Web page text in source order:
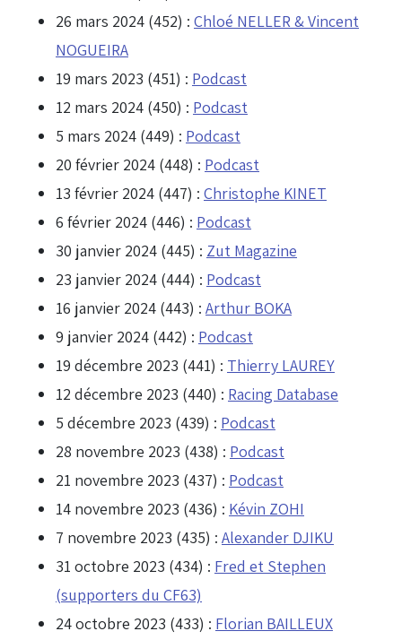
26 mars 2024 (452) : Chloé NELLER & Vincent
NOGUEIRA
19 mars 2023 (451) : Podcast
12 mars 2024 (450) : Podcast
5 mars 2024 (449) : Podcast
20 février 2024 (448) : Podcast
13 février 2024 (447) : Christophe KINET
6 février 2024 (446) : Podcast
30 janvier 2024 (445) : Zut Magazine
23 janvier 2024 (444) : Podcast
16 janvier 2024 (443) : Arthur BOKA
9 janvier 2024 (442) : Podcast
19 décembre 2023 (441) : Thierry LAUREY
12 décembre 2023 (440) : Racing Database
5 décembre 2023 (439) : Podcast
28 novembre 2023 (438) : Podcast
21 novembre 2023 (437) : Podcast
14 novembre 2023 (436) : Kévin ZOHI
7 novembre 2023 (435) : Alexander DJIKU
31 octobre 2023 (434) : Fred et Stephen
(supporters du CF63)
24 octobre 2023 (433) : Florian BAILLEUX